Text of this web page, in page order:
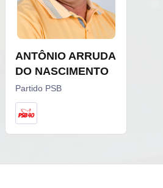
ANTÔNIO ARRUDA
DO NASCIMENTO
Partido PSB